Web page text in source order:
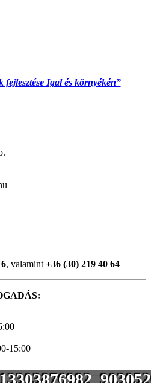
fejlesztése Igal és környékén”
, valamint +36 (30) 219 40 64
15:00